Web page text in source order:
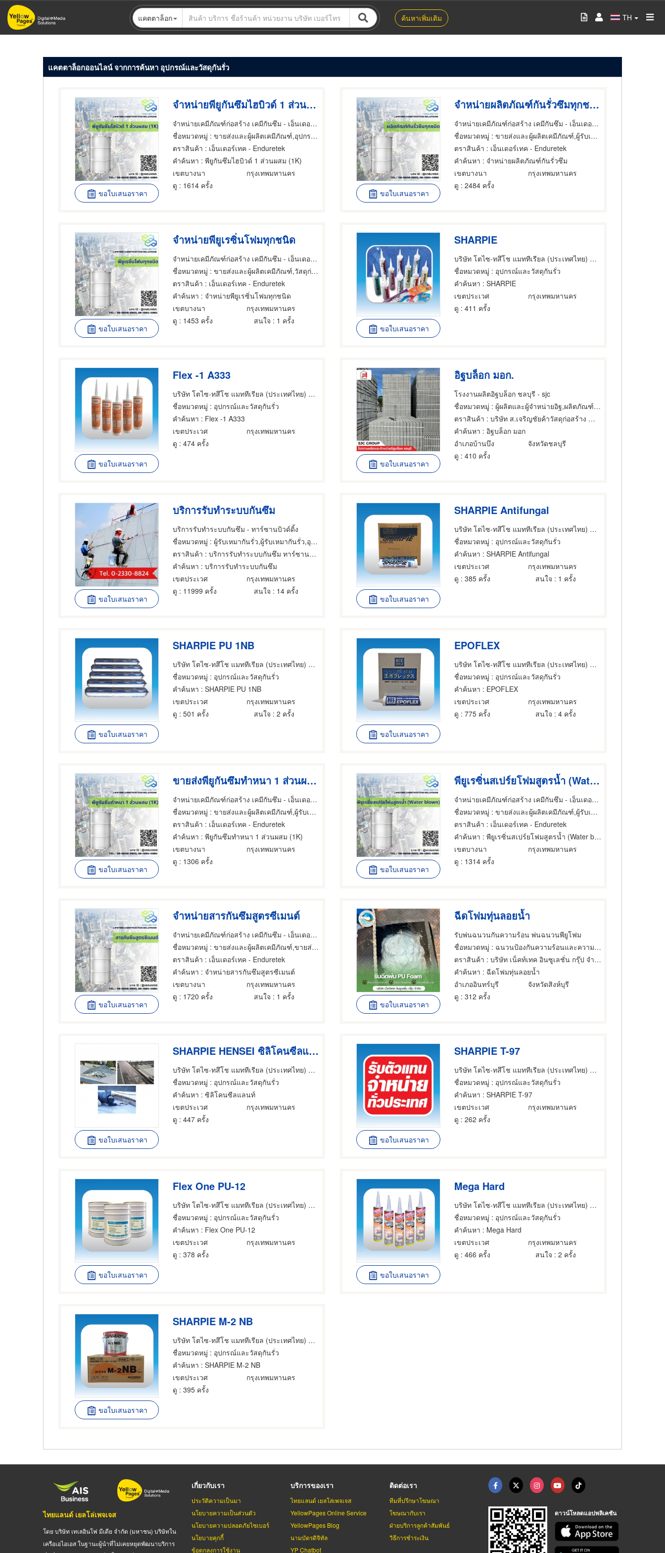
ข้าม
ไป
แคตตาล็อก ค้นหาเพิ่มเติม TH
แคตตาล็อกออนไลน์ จากการค้นหา อุปกรณ์และวัสดุกันรั่ว
ขอใบเสนอราคา
จำหน่ายพียูกันซึมไฮบิวด์ 1 ส่วนผสม (1K)
จำหน่ายเคมีภัณฑ์ก่อสร้าง เคมีกันซึม - เอ็นเดอร์เทค
ชื่อหมวดหมู่ : ขายส่งและผู้ผลิตเคมีภัณฑ์,อุปกรณ์และวัสดุกันรั่ว,ผู้รับเหมากันรั่ว
ตราสินค้า : เอ็นเดอร์เทค - Enduretek
คำค้นหา : พียูกันซึมไฮบิวด์ 1 ส่วนผสม (1K)
เขตบางนา
กรุงเทพมหานคร
ดู : 1614 ครั้ง
ขอใบเสนอราคา
จำหน่ายผลิตภัณฑ์กันรั่วซึมทุกชนิด
จำหน่ายเคมีภัณฑ์ก่อสร้าง เคมีกันซึม - เอ็นเดอร์เทค
ชื่อหมวดหมู่ : ขายส่งและผู้ผลิตเคมีภัณฑ์,ผู้รับเหมากันรั่ว,อุปกรณ์และวัสดุกันรั่ว
ตราสินค้า : เอ็นเดอร์เทค - Enduretek
คำค้นหา : จำหน่ายผลิตภัณฑ์กันรั่วซึม
เขตบางนา
กรุงเทพมหานคร
ดู : 2484 ครั้ง
ขอใบเสนอราคา
จำหน่ายพียูเรซิ่นโฟมทุกชนิด
จำหน่ายเคมีภัณฑ์ก่อสร้าง เคมีกันซึม - เอ็นเดอร์เทค
ชื่อหมวดหมู่ : ขายส่งและผู้ผลิตเคมีภัณฑ์,วัสดุก่อสร้าง,อุปกรณ์และวัสดุกันรั่ว
ตราสินค้า : เอ็นเดอร์เทค - Enduretek
คำค้นหา : จำหน่ายพียูเรซิ่นโฟมทุกชนิด
เขตบางนา
กรุงเทพมหานคร
ดู : 1453 ครั้ง สนใจ : 1 ครั้ง
ขอใบเสนอราคา
SHARPIE
บริษัท โตไซ-ทสึโช แมททีเรียล (ประเทศไทย) จำกัด
ชื่อหมวดหมู่ : อุปกรณ์และวัสดุกันรั่ว
คำค้นหา : SHARPIE
เขตประเวศ
กรุงเทพมหานคร
ดู : 411 ครั้ง
ขอใบเสนอราคา
Flex -1 A333
บริษัท โตไซ-ทสึโช แมททีเรียล (ประเทศไทย) จำกัด
ชื่อหมวดหมู่ : อุปกรณ์และวัสดุกันรั่ว
คำค้นหา : Flex -1 A333
เขตประเวศ
กรุงเทพมหานคร
ดู : 474 ครั้ง
ขอใบเสนอราคา
อิฐบล็อก มอก.
โรงงานผลิตอิฐบล็อก ชลบุรี - sjc
ชื่อหมวดหมู่ : ผู้ผลิตและผู้จำหน่ายอิฐ,ผลิตภัณฑ์คอนกรีต,อุปกรณ์และวัสดุกันรั่ว
ตราสินค้า : บริษัท ส.เจริญชัยค้าวัสดุก่อสร้าง จำกัด
คำค้นหา : อิฐบล็อก มอก
อำเภอบ้านบึง
จังหวัดชลบุรี
ดู : 410 ครั้ง
ขอใบเสนอราคา
บริการรับทำระบบกันซึม
บริการรับทำระบบกันซึม - ทาร์ซานบิวด์ดิ้ง
ชื่อหมวดหมู่ : ผู้รับเหมากันรั่ว,ผู้รับเหมากันรั่ว,อุปกรณ์และวัสดุกันรั่ว
ตราสินค้า : บริการรับทำระบบกันซึม ทาร์ซานบิ้วด์ดิ้ง
คำค้นหา : บริการรับทำระบบกันซึม
เขตประเวศ
กรุงเทพมหานคร
ดู : 11999 ครั้ง สนใจ : 14 ครั้ง
ขอใบเสนอราคา
SHARPIE Antifungal
บริษัท โตไซ-ทสึโช แมททีเรียล (ประเทศไทย) จำกัด
ชื่อหมวดหมู่ : อุปกรณ์และวัสดุกันรั่ว
คำค้นหา : SHARPIE Antifungal
เขตประเวศ
กรุงเทพมหานคร
ดู : 385 ครั้ง สนใจ : 1 ครั้ง
ขอใบเสนอราคา
SHARPIE PU 1NB
บริษัท โตไซ-ทสึโช แมททีเรียล (ประเทศไทย) จำกัด
ชื่อหมวดหมู่ : อุปกรณ์และวัสดุกันรั่ว
คำค้นหา : SHARPIE PU 1NB
เขตประเวศ
กรุงเทพมหานคร
ดู : 501 ครั้ง สนใจ : 2 ครั้ง
ขอใบเสนอราคา
EPOFLEX
บริษัท โตไซ-ทสึโช แมททีเรียล (ประเทศไทย) จำกัด
ชื่อหมวดหมู่ : อุปกรณ์และวัสดุกันรั่ว
คำค้นหา : EPOFLEX
เขตประเวศ
กรุงเทพมหานคร
ดู : 775 ครั้ง สนใจ : 4 ครั้ง
ขอใบเสนอราคา
ขายส่งพียูกันซึมทำหนา 1 ส่วนผสม (1K)
จำหน่ายเคมีภัณฑ์ก่อสร้าง เคมีกันซึม - เอ็นเดอร์เทค
ชื่อหมวดหมู่ : ขายส่งและผู้ผลิตเคมีภัณฑ์,ผู้รับเหมากันรั่ว,อุปกรณ์และวัสดุกันรั่ว
ตราสินค้า : เอ็นเดอร์เทค - Enduretek
คำค้นหา : พียูกันซึมทำหนา 1 ส่วนผสม (1K)
เขตบางนา
กรุงเทพมหานคร
ดู : 1306 ครั้ง
ขอใบเสนอราคา
พียูเรซิ่นสเปร์ยโฟมสูตรน้ำ (Water blown) Pacific Urethane
จำหน่ายเคมีภัณฑ์ก่อสร้าง เคมีกันซึม - เอ็นเดอร์เทค
ชื่อหมวดหมู่ : ขายส่งและผู้ผลิตเคมีภัณฑ์,ผู้รับเหมากันรั่ว,อุปกรณ์และวัสดุกันรั่ว
ตราสินค้า : เอ็นเดอร์เทค - Enduretek
คำค้นหา : พียูเรซิ่นสเปร์ยโฟมสูตรน้ำ (Water blown) Pacific Urethane
เขตบางนา
กรุงเทพมหานคร
ดู : 1314 ครั้ง
ขอใบเสนอราคา
จำหน่ายสารกันซึมสูตรซีเมนต์
จำหน่ายเคมีภัณฑ์ก่อสร้าง เคมีกันซึม - เอ็นเดอร์เทค
ชื่อหมวดหมู่ : ขายส่งและผู้ผลิตเคมีภัณฑ์,ขายส่งและผู้ผลิตซีเมนต์,อุปกรณ์และวัสดุกันรั่ว
ตราสินค้า : เอ็นเดอร์เทค - Enduretek
คำค้นหา : จำหน่ายสารกันซึมสูตรซีเมนต์
เขตบางนา
กรุงเทพมหานคร
ดู : 1720 ครั้ง สนใจ : 1 ครั้ง
ขอใบเสนอราคา
ฉีดโฟมทุ่นลอยน้ำ
รับพ่นฉนวนกันความร้อน พ่นฉนวนพียูโฟม
ชื่อหมวดหมู่ : ฉนวนป้องกันความร้อนและความเย็น,ผู้รับเหมากันรั่ว,อุปกรณ์และวัสดุกันรั่ว
ตราสินค้า : บริษัท เน็คท์เทค อินซูเลชั่น กรุ๊ป จำกัด
คำค้นหา : ฉีดโฟมทุ่นลอยน้ำ
อำเภออินทร์บุรี
จังหวัดสิงห์บุรี
ดู : 312 ครั้ง
ขอใบเสนอราคา
SHARPIE HENSEI ซิลิโคนซีลแลนท์ ทาสีทีบได้
บริษัท โตไซ-ทสึโช แมททีเรียล (ประเทศไทย) จำกัด
ชื่อหมวดหมู่ : อุปกรณ์และวัสดุกันรั่ว
คำค้นหา : ซิลิโคนซีลแลนท์
เขตประเวศ
กรุงเทพมหานคร
ดู : 447 ครั้ง
ขอใบเสนอราคา
SHARPIE T-97
บริษัท โตไซ-ทสึโช แมททีเรียล (ประเทศไทย) จำกัด
ชื่อหมวดหมู่ : อุปกรณ์และวัสดุกันรั่ว
คำค้นหา : SHARPIE T-97
เขตประเวศ
กรุงเทพมหานคร
ดู : 262 ครั้ง
ขอใบเสนอราคา
Flex One PU-12
บริษัท โตไซ-ทสึโช แมททีเรียล (ประเทศไทย) จำกัด
ชื่อหมวดหมู่ : อุปกรณ์และวัสดุกันรั่ว
คำค้นหา : Flex One PU-12
เขตประเวศ
กรุงเทพมหานคร
ดู : 378 ครั้ง
ขอใบเสนอราคา
Mega Hard
บริษัท โตไซ-ทสึโช แมททีเรียล (ประเทศไทย) จำกัด
ชื่อหมวดหมู่ : อุปกรณ์และวัสดุกันรั่ว
คำค้นหา : Mega Hard
เขตประเวศ
กรุงเทพมหานคร
ดู : 466 ครั้ง สนใจ : 2 ครั้ง
ขอใบเสนอราคา
SHARPIE M-2 NB
บริษัท โตไซ-ทสึโช แมททีเรียล (ประเทศไทย) จำกัด
ชื่อหมวดหมู่ : อุปกรณ์และวัสดุกันรั่ว
คำค้นหา : SHARPIE M-2 NB
เขตประเวศ
กรุงเทพมหานคร
ดู : 395 ครั้ง
ไทยแลนด์ เยลโล่เพจเจส
โดย บริษัท เทเลอินโฟ มีเดีย จำกัด (มหาชน) บริษัทใน
เครือเอไอเอส ในฐานะผู้นำที่ไม่เคยหยุดพัฒนาบริการ
เกี่ยวกับเรา
ประวัติความเป็นมา
นโยบายความเป็นส่วนตัว
นโยบายความปลอดภัยไซเบอร์
นโยบายคุกกี้
ข้อตกลงการใช้งาน
บริการของเรา
ไทยแลนด์ เยลโล่เพจเจส
YellowPages Online Service
YellowPages Blog
นามบัตรดิจิทัล
YP Chatbot
ติดต่อเรา
ทีมที่ปรึกษาโฆษณา
โฆษณากับเรา
ฝ่ายบริการลูกค้าสัมพันธ์
วิธีการชำระเงิน
ดาวน์โหลดแอปพลิเคชัน